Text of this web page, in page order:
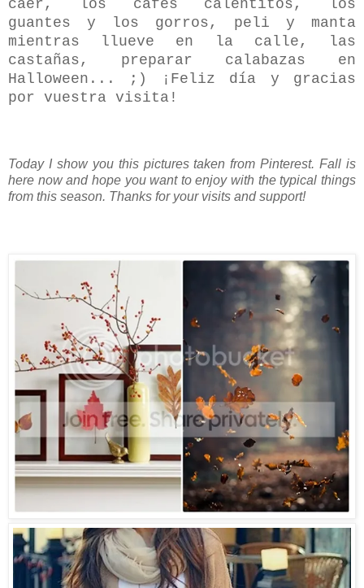
caer, los cafés calentitos, los
guantes y los gorros, peli y manta
mientras llueve en la calle, las
castañas, preparar calabazas en
Halloween... ;) ¡Feliz día y gracias
por vuestra visita!
Today I show you this pictures taken from Pinterest. Fall is
here now and hope you want to enjoy with the typical things
from this season. Thanks for your visits and support!